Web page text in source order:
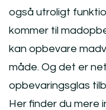
også utroligt
kommer til
kan opbevare
måde. Og det er
opbevaringsglas
Her finder du mere